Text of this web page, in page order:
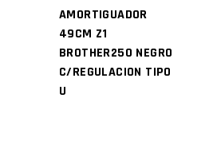
AMORTIGUADOR
49CM Z1
BROTHER250 NEGRO
C/REGULACION TIPO
U